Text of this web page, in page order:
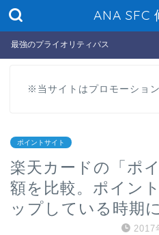
ANA SFC
最強のプライオリティパス
※当サイトはプロモーション
ポイントサイト
楽天カードの「ポ
額を比較。ポイン
ップしている時期
2017